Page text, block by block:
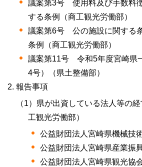
議案第3号 使用料及び手数料
する条例（商工観光労働部）
議案第6号
公の施設に関する
条例（商工観光労働部）
議案第11号
令和5年度宮崎県
4号）（県土整備部）
報告事項
（1）県が出資している法人等の
工観光労働部）
公益財団法人宮崎県機械技
公益財団法人宮崎県産業振
公益財団法人宮崎県観光協